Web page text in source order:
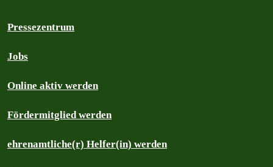
Pressezentrum
Jobs
Online aktiv werden
Fördermitglied werden
ehrenamtliche(r) Helfer(in) werden